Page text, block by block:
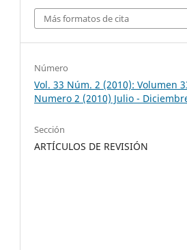
Más formatos de cita
Número
Vol. 33 Núm. 2 (2010): Volumen
Numero 2 (2010) Julio -
Sección
ARTÍCULOS DE REVISIÓN